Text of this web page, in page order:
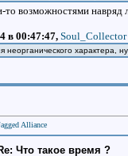
то возможностями навряд
в 00:47:47, Soul_Collector
неорганического характера,
Alliance
Что такое время ?